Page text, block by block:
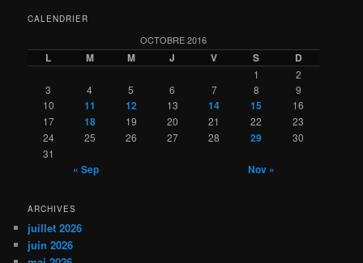
CALENDRIER
OCTOBRE 2016
L M M J V S D
1
2
3
4 5 6 7 8
9
10
11 12 13 14 15
16
17
18 19 20 21 22
23
24
25 26 27 28 29
30
31
« Sep Nov »
ARCHIVES
juillet 2026
juin 2026